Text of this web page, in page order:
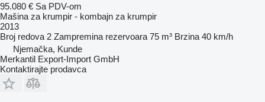
95.080 € Sa PDV-om
Mašina za krumpir - kombajn za krumpir
2013
Broj redova 2 Zampremina rezervoara 75 m³ Brzina 40 km/h
Njemačka, Kunde
Merkantil Export-Import GmbH
Kontaktirajte prodavca